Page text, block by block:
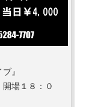
』
場１８：０